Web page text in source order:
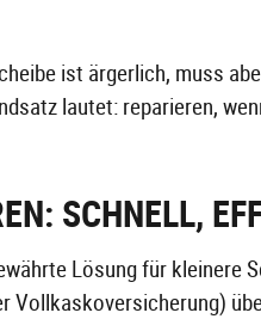
ist ärgerlich, muss
lautet: reparieren,
SCHNELL,
Lösung für kleinere
Vollkaskoversicherung)